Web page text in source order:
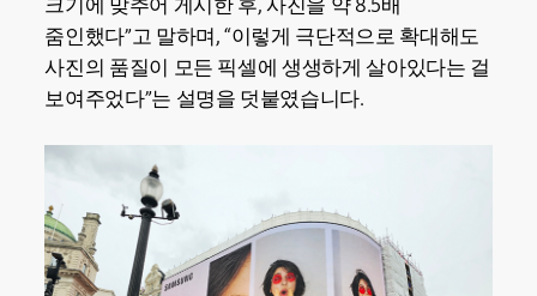
크기에 맞추어 게시한 후, 사진을 약 8.5배
줌인했다”고 말하며, “이렇게 극단적으로 확대해도
사진의 품질이 모든 픽셀에 생생하게 살아있다는 걸
보여주었다”는 설명을 덧붙였습니다.